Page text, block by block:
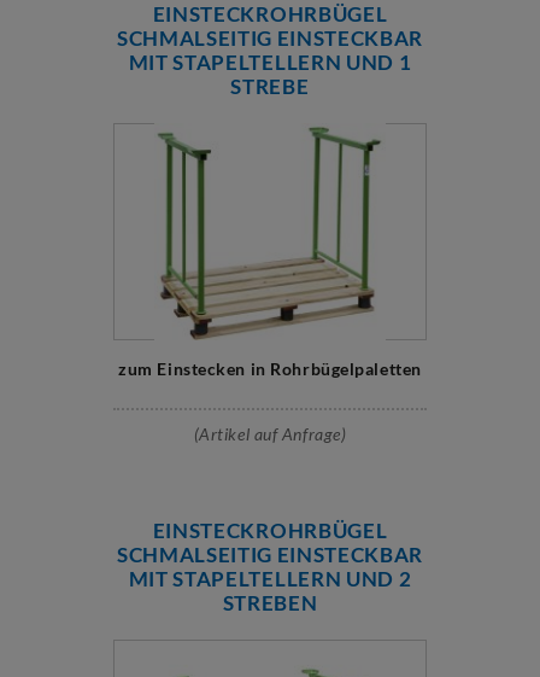
EINSTECKROHRBÜGEL
SCHMALSEITIG EINSTECKBAR
MIT STAPELTELLERN UND 1
STREBE
zum Einstecken in Rohrbügelpaletten
(Artikel auf Anfrage)
EINSTECKROHRBÜGEL
SCHMALSEITIG EINSTECKBAR
MIT STAPELTELLERN UND 2
STREBEN